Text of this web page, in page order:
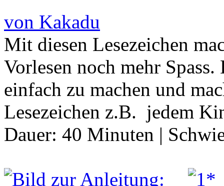
von Kakadu
Mit diesen Lesezeichen
Vorlesen noch mehr
einfach zu machen und
Lesezeichen z.B. jedem
Dauer: 40 Minuten |